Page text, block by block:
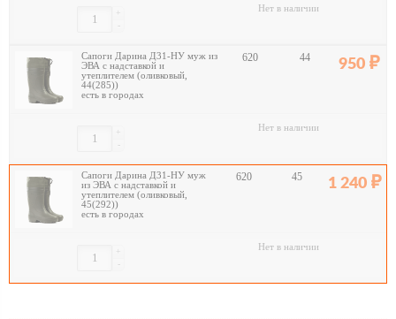
-
+ Нет в наличии
Сапоги Дарина Д31-НУ муж из
ЭВА с надставкой и
утеплителем (оливковый,
44(285))
есть в городах
620 44 950
-
+ Нет в наличии
Сапоги Дарина Д31-НУ муж
из ЭВА с надставкой и
утеплителем (оливковый,
45(292))
есть в городах
620 45 1 240
-
+ Нет в наличии